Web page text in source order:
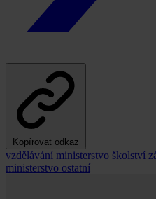
Kopírovat odkaz
vzdělávání ministerstvo školství
ministerstvo ostatní